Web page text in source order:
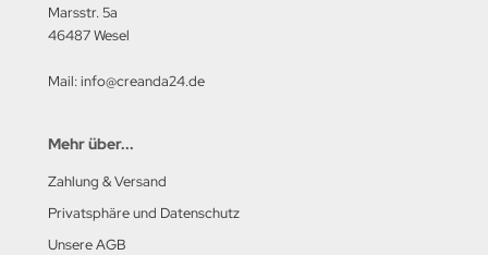
Marsstr. 5a
46487 Wesel
Mail: info@creanda24.de
Mehr über...
Zahlung & Versand
Privatsphäre und Datenschutz
Unsere AGB